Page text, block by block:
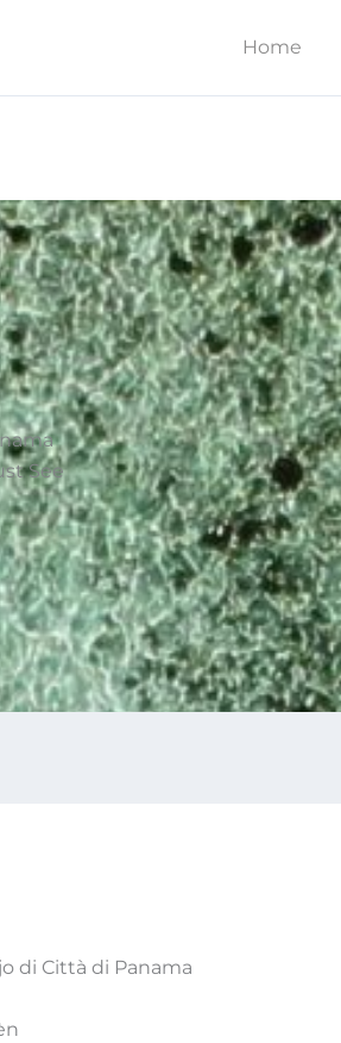
Home
See
di Città di Panama